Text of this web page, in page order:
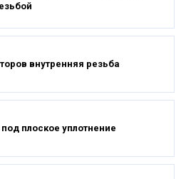
внутренняя резьба
плоское уплотнение